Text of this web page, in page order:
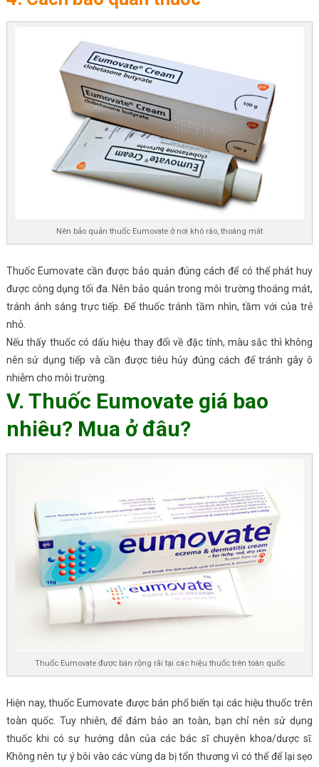
Nên bảo quản thuốc Eumovate ở nơi khô ráo, thoáng mát
Thuốc Eumovate cần được bảo quản đúng cách để có thể phát huy
được công dụng tối đa. Nên bảo quản trong môi trường thoáng mát,
tránh ánh sáng trực tiếp. Để thuốc tránh tầm nhìn, tầm với của trẻ
nhỏ.
Nếu thấy thuốc có dấu hiệu thay đổi về đặc tính, màu sắc thì không
nên sử dụng tiếp và cần được tiêu hủy đúng cách để tránh gây ô
nhiễm cho môi trường.
V. Thuốc Eumovate giá bao
nhiêu? Mua ở đâu?
Thuốc Eumovate được bán rộng rãi tại các hiệu thuốc trên toàn quốc
Hiện nay, thuốc Eumovate được bán phổ biến tại các hiệu thuốc trên
toàn quốc. Tuy nhiên, để đảm bảo an toàn, bạn chỉ nên sử dụng
thuốc khi có sự hướng dẫn của các bác sĩ chuyên khoa/dược sĩ.
Không nên tự ý bôi vào các vùng da bị tổn thương vì có thể để lại sẹo